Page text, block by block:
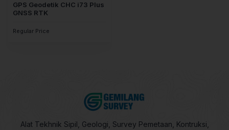
GPS Geodetik CHC i73 Plus
GNSS RTK
Regular Price
Alat Tekhnik Sipil, Geologi, Survey Pemetaan, Kontruksi,